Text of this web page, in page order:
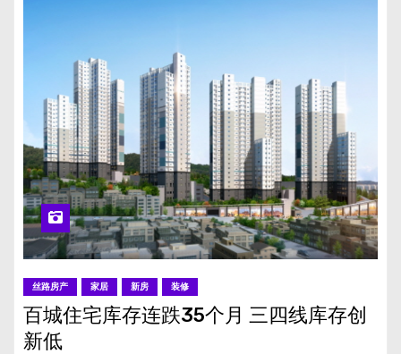
丝路房产 家居 新房 装修
百城住宅库存连跌35个月 三四线库存创
新低